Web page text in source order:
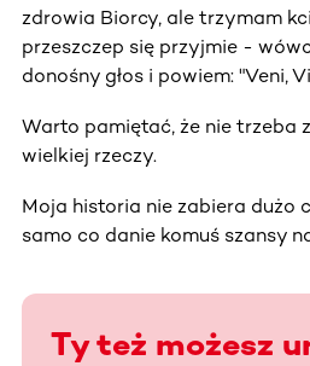
zdrowia Biorcy, ale trzymam
przeszczep się przyjmie -
donośny głos i powiem: "Veni,
Warto pamiętać, że nie trzeba
wielkiej rzeczy.
Moja historia nie zabiera dużo
samo co danie komuś szansy
Ty też możesz